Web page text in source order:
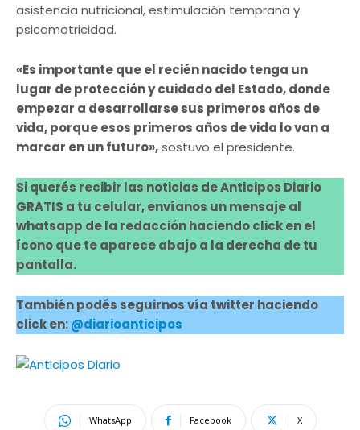
asistencia nutricional, estimulación temprana y
psicomotricidad.
«Es importante que el recién nacido tenga un
lugar de protección y cuidado del Estado, donde
empezar a desarrollarse sus primeros años de
vida, porque esos primeros años de vida lo van a
marcar en un futuro»,sostuvo el presidente.
Si querés recibir las noticias de Anticipos Diario
GRATIS a tu celular, envíanos un mensaje al
whatsapp de la redacción haciendo click en el
ícono que te aparece abajo a la derecha de tu
pantalla.
También podés seguirnos vía twitter haciendo
click en:@diarioanticipos
WhatsApp Facebook X